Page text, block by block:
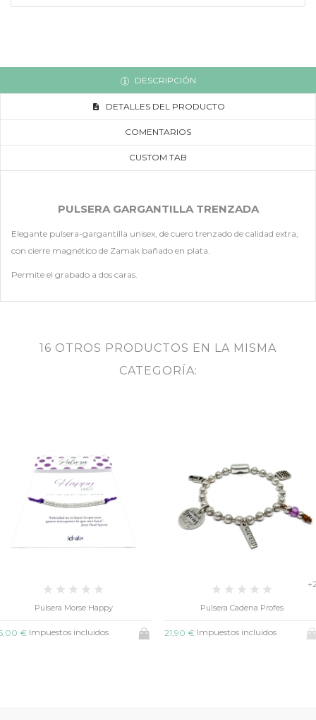
DESCRIPCIÓN
DETALLES DEL PRODUCTO
COMENTARIOS
CUSTOM TAB
PULSERA GARGANTILLA TRENZADA
Elegante pulsera-gargantilla unisex, de cuero trenzado de calidad extra,
con cierre magnético de Zamak bañado en plata.
Permite el grabado a dos caras.
16 OTROS PRODUCTOS EN LA MISMA
CATEGORÍA:
Pulsera Morse Happy
Impuestos incluidos
Pulsera Cadena Profes
21,90 €Impuestos incluidos